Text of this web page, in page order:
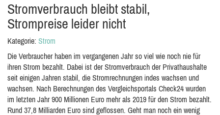
Stromverbrauch bleibt stabil,
Strompreise leider nicht
Kategorie: Strom
Die Verbraucher haben im vergangenen Jahr so viel wie noch nie für
ihren Strom bezahlt. Dabei ist der Stromverbrauch der Privathaushalte
seit einigen Jahren stabil, die Stromrechnungen indes wachsen und
wachsen. Nach Berechnungen des Vergleichsportals Check24 wurden
im letzten Jahr 900 Millionen Euro mehr als 2019 für den Strom bezahlt.
Rund 37,8 Milliarden Euro sind geflossen. Geht man noch ein wenig